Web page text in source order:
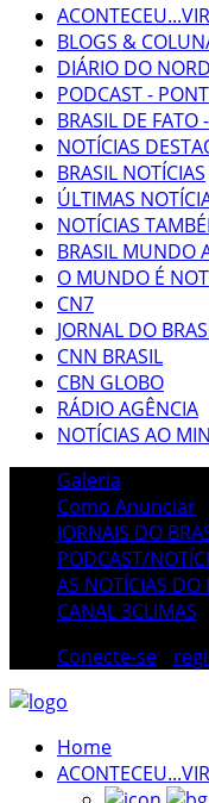
BLOGS &
DIÁRIO DO
PODCAST -
BRASIL DE FATO
NOTÍCIAS
BRASIL NOTÍCIAS
ÚLTIMAS
NOTÍCIAS
BRASIL MUNDO
O MUNDO É
CN7
JORNAL DO
CNN BRASIL
CBN GLOBO
RÁDIO AGÊNCIA
NOTÍCIAS AO
Galeria
Como Anunciar
JORNAIS DO
PODCAST/
AS NOTÍCIAS DO
CANAL 3CLIMAS
Conecte-se
Home